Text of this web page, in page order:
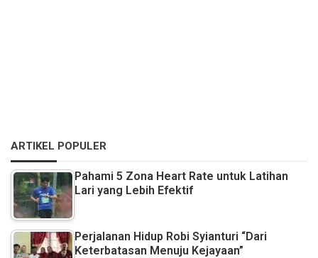
ARTIKEL POPULER
Pahami 5 Zona Heart Rate untuk Latihan
Lari yang Lebih Efektif
Perjalanan Hidup Robi Syianturi “Dari
Keterbatasan Menuju Kejayaan”